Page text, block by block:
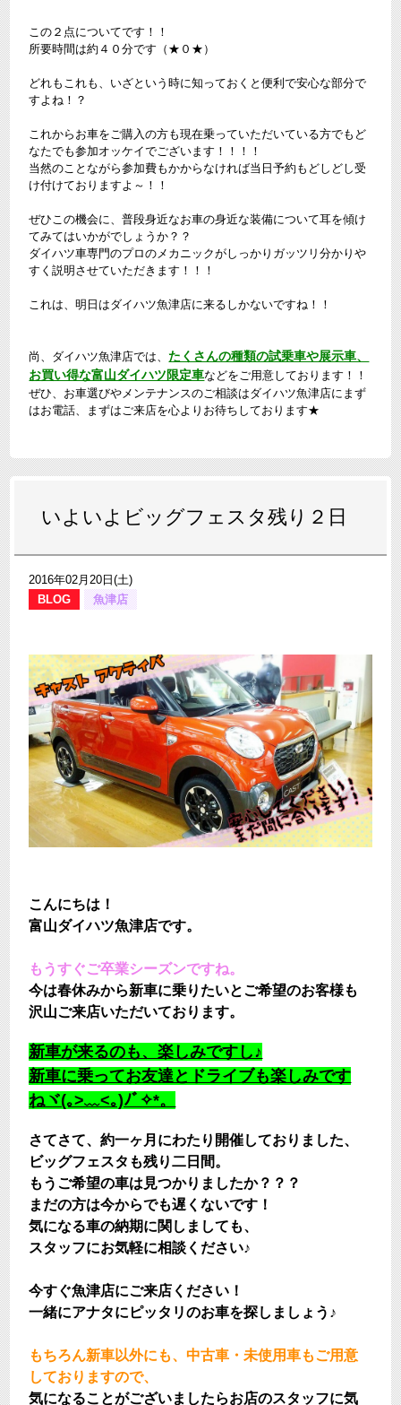
この２点についてです！！
所要時間は約４０分です（★０★）
どれもこれも、いざという時に知っておくと便利で安心な部分で
すよね！？
これからお車をご購入の方も現在乗っていただいている方でもど
なたでも参加オッケイでございます！！！！
当然のことながら参加費もかからなければ当日予約もどしどし受
け付けておりますよ～！！
ぜひこの機会に、普段身近なお車の身近な装備について耳を傾け
てみてはいかがでしょうか？？
ダイハツ車専門のプロのメカニックがしっかりガッツリ分かりや
すく説明させていただきます！！！
これは、明日はダイハツ魚津店に来るしかないですね！！
尚、ダイハツ魚津店では、たくさんの種類の試乗車や展示車、
お買い得な富山ダイハツ限定車などをご用意しております！！
ぜひ、お車選びやメンテナンスのご相談はダイハツ魚津店にまず
はお電話、まずはご来店を心よりお待ちしております★
いよいよビッグフェスタ残り２日
2016年02月20日(土)
BLOG
魚津店
こんにちは！
富山ダイハツ魚津店です。
もうすぐご卒業シーズンですね。
今は春休みから新車に乗りたいとご希望のお客様も
沢山ご来店いただいております。
新車が来るのも、楽しみですし♪
新車に乗ってお友達とドライブも楽しみです
ねヾ(｡>﹏<｡)ﾉﾞ✧*。
さてさて、約一ヶ月にわたり開催しておりました、
ビッグフェスタも残り二日間。
もうご希望の車は見つかりましたか？？？
まだの方は今からでも遅くないです！
気になる車の納期に関しましても、
スタッフにお気軽に相談ください♪
今すぐ魚津店にご来店ください！
一緒にアナタにピッタリのお車を探しましょう♪
もちろん新車以外にも、中古車・未使用車もご用意
しておりますので、
気になることがございましたらお店のスタッフに気